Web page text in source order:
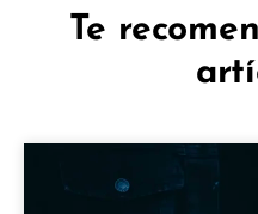
Te